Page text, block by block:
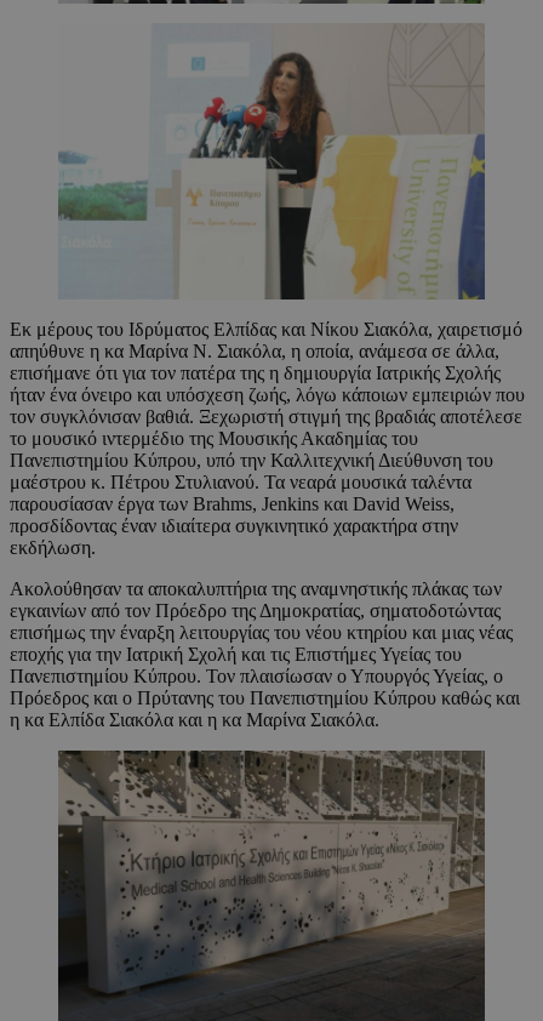
Εκ μέρους του Ιδρύματος Ελπίδας και Νίκου Σιακόλα, χαιρετισμό
απηύθυνε η κα Μαρίνα Ν. Σιακόλα, η οποία, ανάμεσα σε άλλα,
επισήμανε ότι για τον πατέρα της η δημιουργία Ιατρικής Σχολής
ήταν ένα όνειρο και υπόσχεση ζωής, λόγω κάποιων εμπειριών που
τον συγκλόνισαν βαθιά. Ξεχωριστή στιγμή της βραδιάς αποτέλεσε
το μουσικό ιντερμέδιο της Μουσικής Ακαδημίας του
Πανεπιστημίου Κύπρου, υπό την Καλλιτεχνική Διεύθυνση του
μαέστρου κ. Πέτρου Στυλιανού. Τα νεαρά μουσικά ταλέντα
παρουσίασαν έργα των Brahms, Jenkins και David Weiss,
προσδίδοντας έναν ιδιαίτερα συγκινητικό χαρακτήρα στην
εκδήλωση.
Ακολούθησαν τα αποκαλυπτήρια της αναμνηστικής πλάκας των
εγκαινίων από τον Πρόεδρο της Δημοκρατίας, σηματοδοτώντας
επισήμως την έναρξη λειτουργίας του νέου κτηρίου και μιας νέας
εποχής για την Ιατρική Σχολή και τις Επιστήμες Υγείας του
Πανεπιστημίου Κύπρου. Τον πλαισίωσαν ο Υπουργός Υγείας, ο
Πρόεδρος και ο Πρύτανης του Πανεπιστημίου Κύπρου καθώς και
η κα Ελπίδα Σιακόλα και η κα Μαρίνα Σιακόλα.